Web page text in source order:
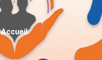
Fil
D'Ariane
Accueil